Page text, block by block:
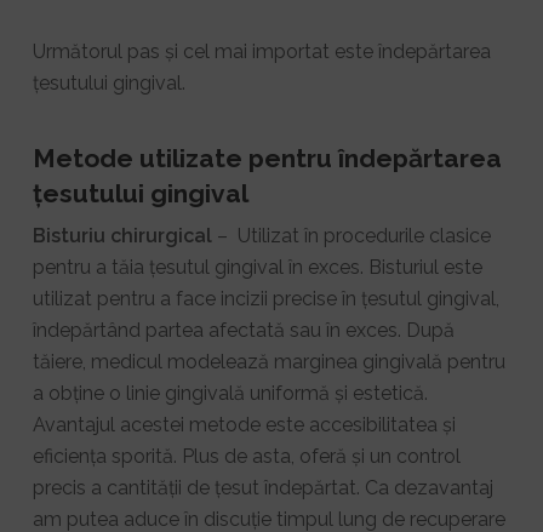
Următorul pas și cel mai importat este îndepărtarea
țesutului gingival.
Metode utilizate pentru îndepărtarea
țesutului gingival
Bisturiu chirurgical – Utilizat în procedurile clasice
pentru a tăia țesutul gingival în exces. Bisturiul este
utilizat pentru a face incizii precise în țesutul gingival,
îndepărtând partea afectată sau în exces. După
tăiere, medicul modelează marginea gingivală pentru
a obține o linie gingivală uniformă și estetică.
Avantajul acestei metode este accesibilitatea și
eficiența sporită. Plus de asta, oferă și un control
precis a cantității de țesut îndepărtat. Ca dezavantaj
am putea aduce în discuție timpul lung de recuperare